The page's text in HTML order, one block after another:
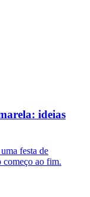
ideias
festa de
começo ao fim.